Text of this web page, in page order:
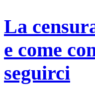
La
e come
seguirci